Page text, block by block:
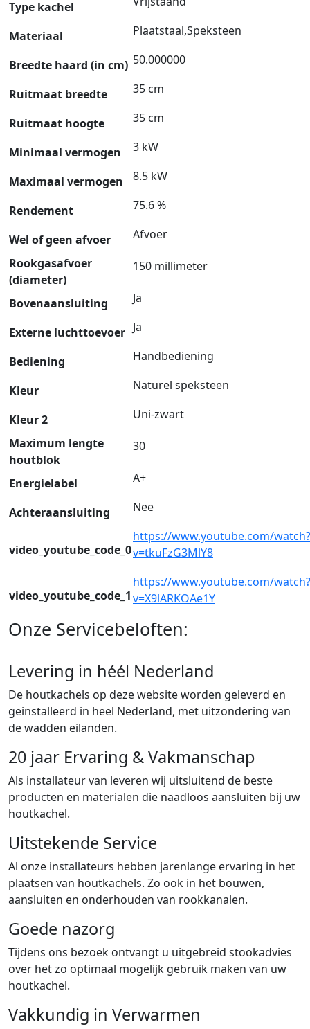
Type kachel
Materiaal Plaatstaal,Speksteen
Breedte haard (in cm) 50.000000
Ruitmaat breedte 35 cm
Ruitmaat hoogte 35 cm
Minimaal vermogen 3 kW
Maximaal vermogen 8.5 kW
Rendement 75.6 %
Wel of geen afvoer
Afvoer
Rookgasafvoer
(diameter)
150 millimeter
Bovenaansluiting Ja
Externe luchttoevoer Ja
Bediening Handbediening
Kleur Naturel speksteen
Kleur 2
Uni-zwart
Maximum lengte
houtblok
30
Energielabel A+
Achteraansluiting Nee
video_youtube_code_0
https://www.youtube.com/watch?
v=tkuFzG3MlY8
video_youtube_code_1
https://www.youtube.com/watch?
v=X9lARKOAe1Y
Onze Servicebeloften:
Levering in héél Nederland
De houtkachels op deze website worden geleverd en
geinstalleerd in heel Nederland, met uitzondering van
de wadden eilanden.
20 jaar Ervaring & Vakmanschap
Als installateur van leveren wij uitsluitend de beste
producten en materialen die naadloos aansluiten bij uw
houtkachel.
Uitstekende Service
Al onze installateurs hebben jarenlange ervaring in het
plaatsen van houtkachels. Zo ook in het bouwen,
aansluiten en onderhouden van rookkanalen.
Goede nazorg
Tijdens ons bezoek ontvangt u uitgebreid stookadvies
over het zo optimaal mogelijk gebruik maken van uw
houtkachel.
Vakkundig in Verwarmen